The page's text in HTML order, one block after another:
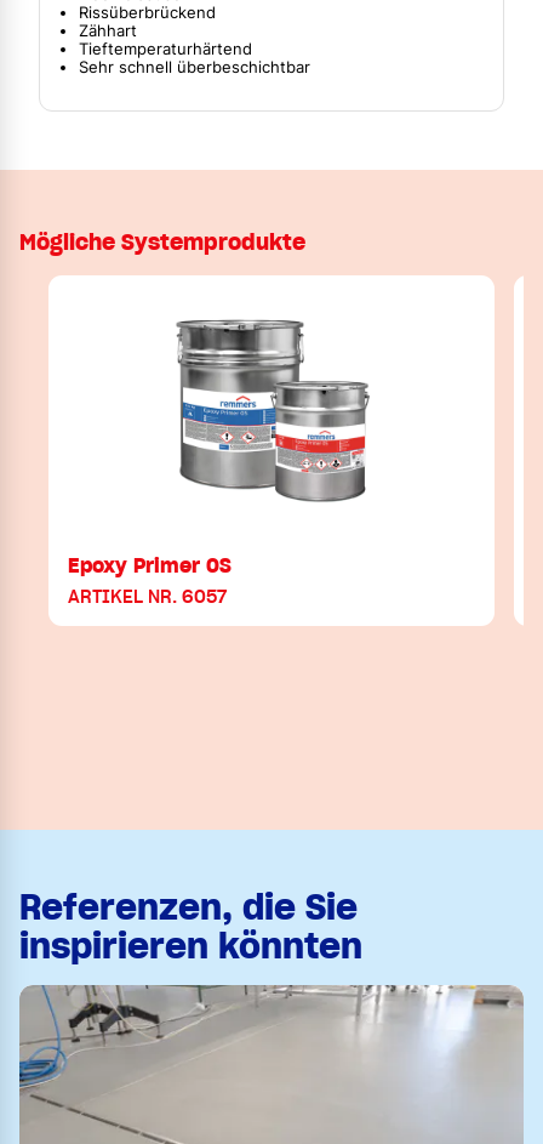
Rissüberbrückend
Zähhart
Tieftemperaturhärtend
Sehr schnell überbeschichtbar
Mögliche Systemprodukte
Epoxy Primer OS
ARTIKEL NR. 6057
Referenzen, die Sie
inspirieren könnten